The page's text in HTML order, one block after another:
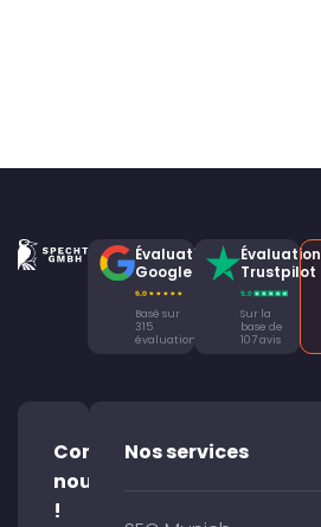
Évaluation
Google
Basé sur
315
évaluations
Évaluation
Trustpilot
Sur la
base de
107 avis
Contacte-
nous
!
Nos services